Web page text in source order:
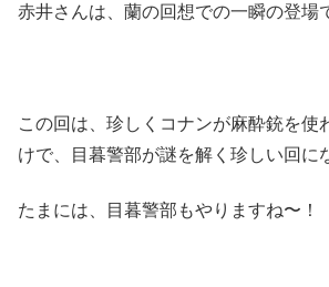
赤井さんは、蘭の回想での一瞬の登場
この回は、珍しくコナンが麻酔銃を使
けで、目暮警部が謎を解く珍しい回に
たまには、目暮警部もやりますね〜！